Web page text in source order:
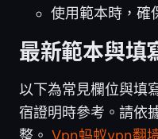
使用範本時，確
最新範本與填
以下為常見欄位與填
宿證明時參考。請依